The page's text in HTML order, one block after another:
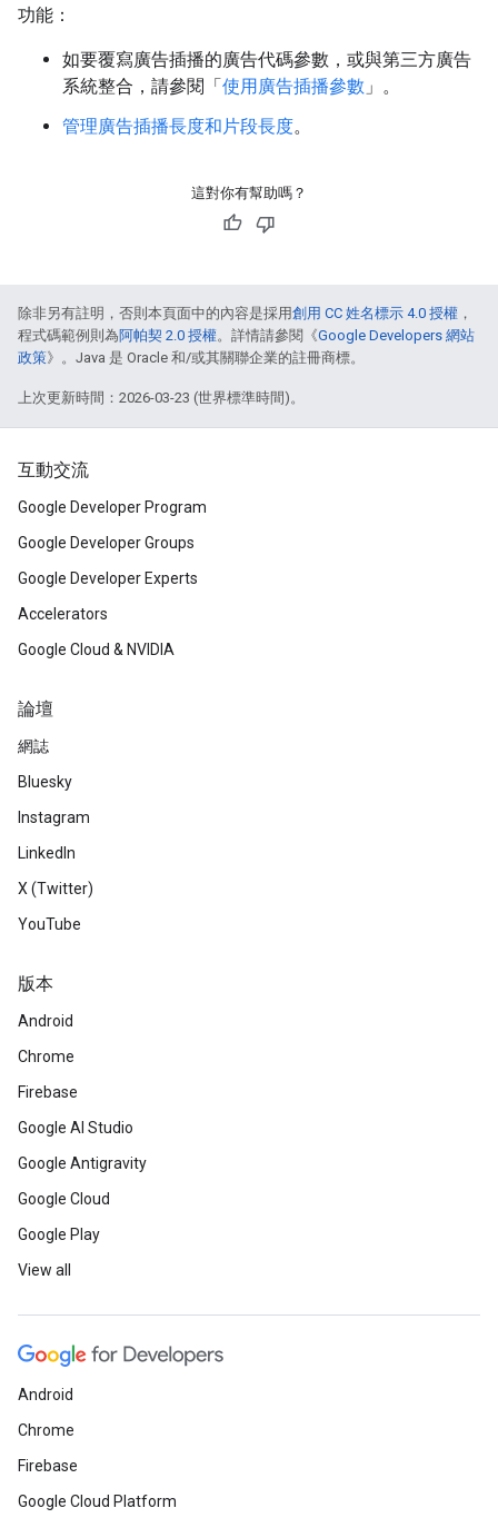
功能：
如要覆寫廣告插播的廣告代碼參數，或與第三方廣告
系統整合，請參閱「使用廣告插播參數 」。
管理廣告插播長度和片段長度。
這對你有幫助嗎？
除非另有註明，否則本頁面中的內容是採用創用 CC 姓名標示 4.0 授權 ，
程式碼範例則為阿帕契 2.0 授權。詳情請參閱《Google Developers 網站
政策》。Java 是 Oracle 和/或其關聯企業的註冊商標。
上次更新時間：2026-03-23 (世界標準時間)。
互動交流
Google Developer Program
Google Developer Groups
Google Developer Experts
Accelerators
Google Cloud & NVIDIA
論壇
網誌
Bluesky
Instagram
LinkedIn
X (Twitter)
YouTube
版本
Android
Chrome
Firebase
Google AI Studio
Google Antigravity
Google Cloud
Google Play
View all
Android
Chrome
Firebase
Google Cloud Platform